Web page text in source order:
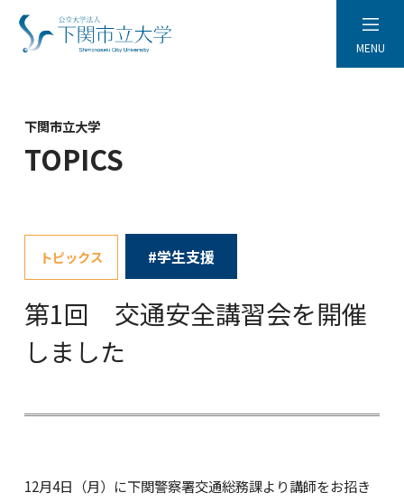
MENU
下関市立大学
TOPICS
トピックス #学生支援
第1回 交通安全講習会を開催
しました
12月4日（月）に下関警察署交通総務課より講師をお招き